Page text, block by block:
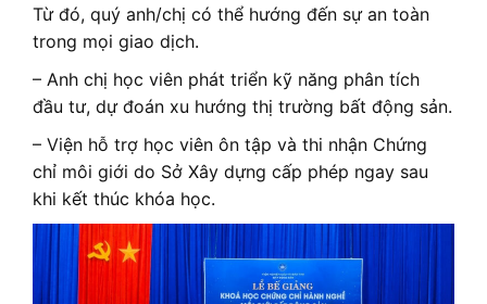
Từ đó, quý anh/chị có thể hướng đến sự an toàn
trong mọi giao dịch.
– Anh chị học viên phát triển kỹ năng phân tích
đầu tư, dự đoán xu hướng thị trường bất động sản.
– Viện hỗ trợ học viên ôn tập và thi nhận Chứng
chỉ môi giới do Sở Xây dựng cấp phép ngay sau
khi kết thúc khóa học.